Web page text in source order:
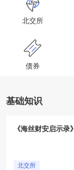
北交所
债券
基础知识
北交所